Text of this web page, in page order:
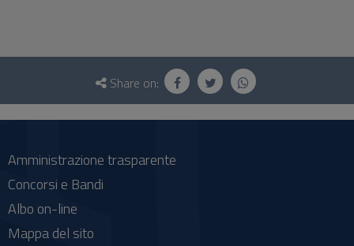
Questionnaire
social
Share on:
Amministrazione trasparente
Concorsi e Bandi
Albo on-line
Mappa del sito